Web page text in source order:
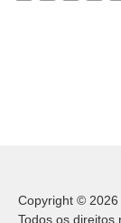
Copyright © 2026
Todos os direitos